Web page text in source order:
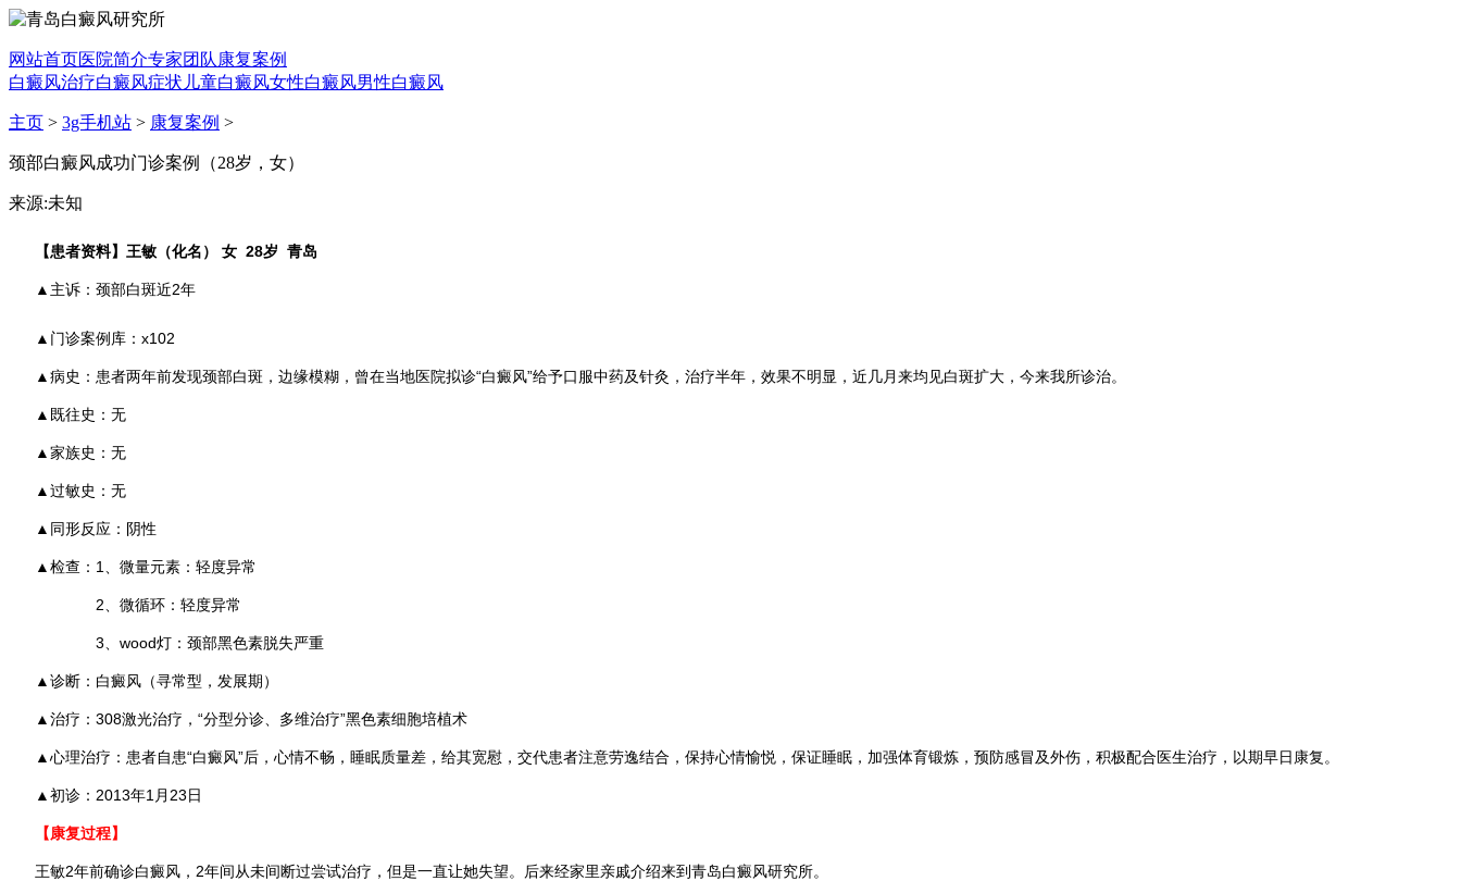
网站首页医院简介专家团队 康复案例
白癜风治疗白癜风症状 儿童白癜风女性白癜风男性白癜风
主页 > 3g手机站 > 康复案例 >
颈部白癜风成功门诊案例（28岁，女）
来源:未知
【患者资料】王敏（化名） 女 28岁 青岛
▲主诉：颈部白斑近2年
▲门诊案例库：x102
▲病史：患者两年前发现颈部白斑，边缘模糊，曾在当地医院拟诊“白癜风”给予口服中药及针灸，治疗半年，效果不明显，近几月来均见白斑扩大，今来我所诊治。
▲既往史：无
▲家族史：无
▲过敏史：无
▲同形反应：阴性
▲检查：1、微量元素：轻度异常
2、微循环：轻度异常
3、wood灯：颈部黑色素脱失严重
▲诊断：白癜风（寻常型，发展期）
▲治疗：308激光治疗，“分型分诊、多维治疗”黑色素细胞培植术
▲心理治疗：患者自患“白癜风”后，心情不畅，睡眠质量差，给其宽慰，交代患者注意劳逸结合，保持心情愉悦，保证睡眠，加强体育锻炼，预防感冒及外伤，积极配合医生治疗，以期早日康复。
▲初诊：2013年1月23日
【康复过程】
王敏2年前确诊白癜风，2年间从未间断过尝试治疗，但是一直让她失望。后来经家里亲戚介绍来到青岛白癜风研究所。